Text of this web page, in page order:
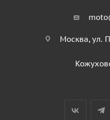
Москва, ул.